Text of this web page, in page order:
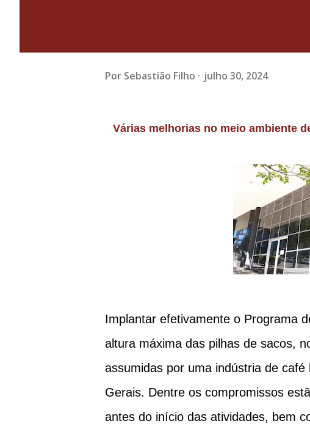
Por Sebastião Filho julho 30, 2024
Várias melhorias no meio ambiente de trabalho foram objeto de TAC firmado com o
Implantar efetivamente o Programa
altura máxima das pilhas de sacos,
assumidas por uma indústria de
Gerais. Dentre os compromissos
antes do início das atividades, bem